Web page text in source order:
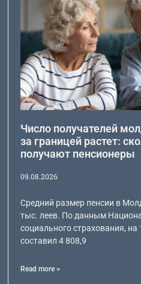
Число получателей
за границей растет:
получают пенсионеры
09.08.2026
Средний размер пенсии в
тыс. леев. По данным
социального страхования,
составил 4 808,9
Read more >